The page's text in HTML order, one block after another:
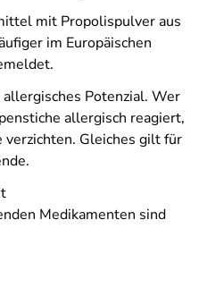
mit Propolispulver aus
im Europäischen
Potenzial. Wer
allergisch reagiert,
Gleiches gilt für
Medikamenten sind